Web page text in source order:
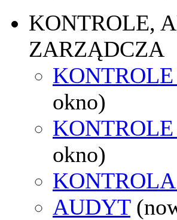
KONTROLE,
ZARZĄDCZA
okno)
okno)
AUDYT